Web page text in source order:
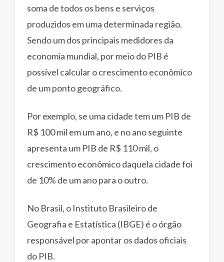
soma de todos os bens e serviços
produzidos em uma determinada região.
Sendo um dos principais medidores da
economia mundial, por meio do PIB é
possível calcular o crescimento econômico
de um ponto geográfico.
Por exemplo, se uma cidade tem um PIB de
R$ 100 mil em um ano, e no ano seguinte
apresenta um PIB de R$ 110 mil, o
crescimento econômico daquela cidade foi
de 10% de um ano para o outro.
No Brasil, o Instituto Brasileiro de
Geografia e Estatística (IBGE) é o órgão
responsável por apontar os dados oficiais
do PIB.